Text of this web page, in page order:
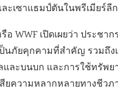
ะเซาแธมป์ตันในพรีเมียร์ลี
WWF เปิดเผยว่า ประชา
นภัยคุกคามที่สำคัญ รวมถึ
และบนบก และการใช้ทรัพ
ยความหลากหลายทางชีวภ